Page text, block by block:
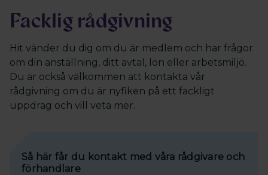
Facklig rådgivning
Hit vänder du dig om du är medlem och har frågor
om din anställning, ditt avtal, lön eller arbetsmiljö.
Du är också välkommen att kontakta vår
rådgivning om du är nyfiken på ett fackligt
uppdrag och vill veta mer.
Så här får du kontakt med våra rådgivare och
förhandlare